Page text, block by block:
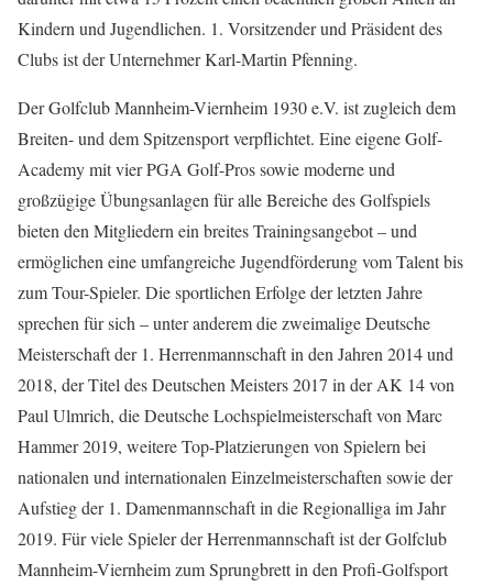
Kindern und Jugendlichen. 1. Vorsitzender und Präsident des
Clubs ist der Unternehmer Karl-Martin Pfenning.
Der Golfclub Mannheim-Viernheim 1930 e.V. ist zugleich dem
Breiten- und dem Spitzensport verpflichtet. Eine eigene Golf-
Academy mit vier PGA Golf-Pros sowie moderne und
großzügige Übungsanlagen für alle Bereiche des Golfspiels
bieten den Mitgliedern ein breites Trainingsangebot – und
ermöglichen eine umfangreiche Jugendförderung vom Talent bis
zum Tour-Spieler. Die sportlichen Erfolge der letzten Jahre
sprechen für sich – unter anderem die zweimalige Deutsche
Meisterschaft der 1. Herrenmannschaft in den Jahren 2014 und
2018, der Titel des Deutschen Meisters 2017 in der AK 14 von
Paul Ulmrich, die Deutsche Lochspielmeisterschaft von Marc
Hammer 2019, weitere Top-Platzierungen von Spielern bei
nationalen und internationalen Einzelmeisterschaften sowie der
Aufstieg der 1. Damenmannschaft in die Regionalliga im Jahr
2019. Für viele Spieler der Herrenmannschaft ist der Golfclub
Mannheim-Viernheim zum Sprungbrett in den Profi-Golfsport